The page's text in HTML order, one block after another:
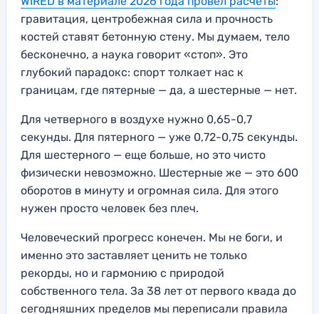
гравитация, центробежная сила и прочность
костей ставят бетонную стену. Мы думаем, тело
бесконечно, а наука говорит «стоп». Это
глубокий парадокс: спорт толкает нас к
границам, где пятерные — да, а шестерные — нет.
Для четверного в воздухе нужно 0,65-0,7
секунды. Для пятерного — уже 0,72-0,75 секунды.
Для шестерного — еще больше, но это чисто
физически невозможно. Шестерные же — это 600
оборотов в минуту и огромная сила. Для этого
нужен просто человек без плеч.
Человеческий прогресс конечен. Мы не боги, и
именно это заставляет ценить не только
рекорды, но и гармонию с природой
собственного тела. За 38 лет от первого квада до
сегодняшних пределов мы переписали правила